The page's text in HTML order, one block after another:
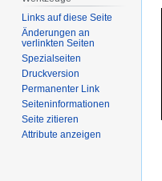
Links auf diese Seite
Änderungen an
verlinkten Seiten
Spezialseiten
Druckversion
Permanenter Link
Seiten­­informationen
Seite zitieren
Attribute anzeigen